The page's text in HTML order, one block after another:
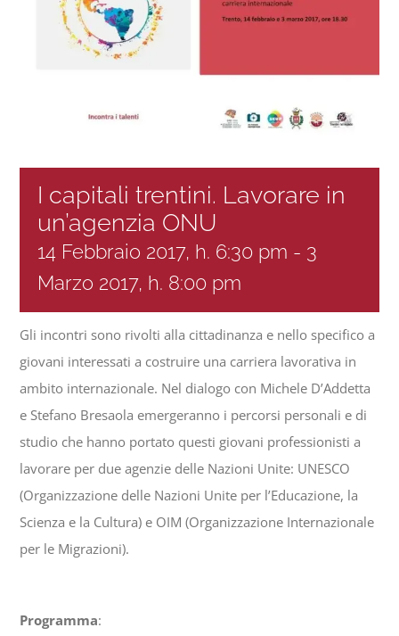
Progetti
Chi siamo
I capitali trentini. Lavorare in
un’agenzia ONU
14 Febbraio 2017, h. 6:30 pm - 3
Marzo 2017, h. 8:00 pm
Gli incontri sono rivolti alla cittadinanza e nello specifico a
giovani interessati a costruire una carriera lavorativa in
ambito internazionale. Nel dialogo con Michele D’Addetta
e Stefano Bresaola emergeranno i percorsi personali e di
studio che hanno portato questi giovani professionisti a
lavorare per due agenzie delle Nazioni Unite: UNESCO
(Organizzazione delle Nazioni Unite per l’Educazione, la
Scienza e la Cultura) e OIM (Organizzazione Internazionale
per le Migrazioni).
Programma: